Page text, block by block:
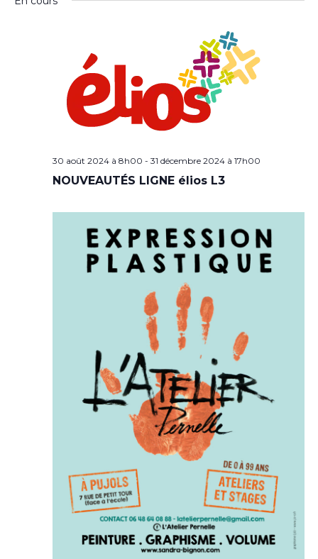
30 août 2024 à 8h00 - 31 décembre 2024 à 17h00
NOUVEAUTÉS LIGNE élios L3